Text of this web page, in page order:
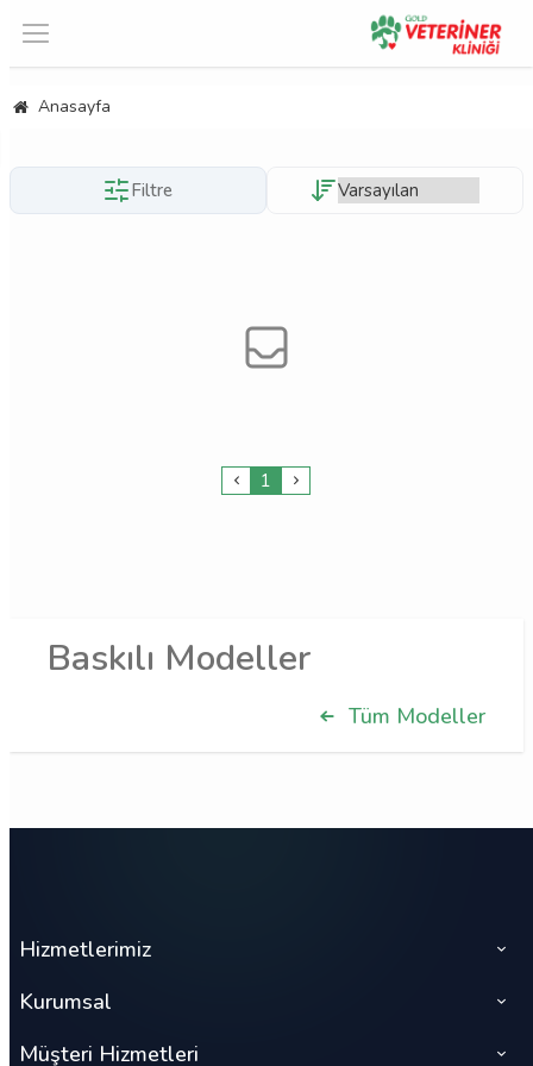
Anasayfa
Filtre
1
Baskılı Modeller
Tüm Modeller
Hizmetlerimiz
Kurumsal
Müşteri Hizmetleri